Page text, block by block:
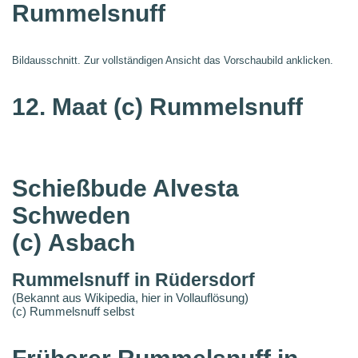
Rummelsnuff
Bildausschnitt. Zur vollständigen Ansicht das Vorschaubild anklicken.
12. Maat (c) Rummelsnuff
Schießbude Alvesta
Schweden
(c) Asbach
Rummelsnuff in Rüdersdorf
(Bekannt aus Wikipedia, hier in Vollauflösung)
(c) Rummelsnuff selbst